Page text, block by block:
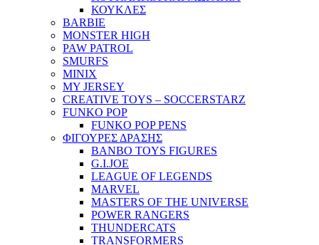
ΚΟΥΚΛΕΣ
BARBIE
MONSTER HIGH
PAW PATROL
SMURFS
MINIX
MY JERSEY
CREATIVE TOYS – SOCCERSTARZ
FUNKO POP
FUNKO POP PENS
ΦΙΓΟΥΡΕΣ ΔΡΑΣΗΣ
BANBO TOYS FIGURES
G.I.JOE
LEAGUE OF LEGENDS
MARVEL
MASTERS OF THE UNIVERSE
POWER RANGERS
THUNDERCATS
TRANSFORMERS